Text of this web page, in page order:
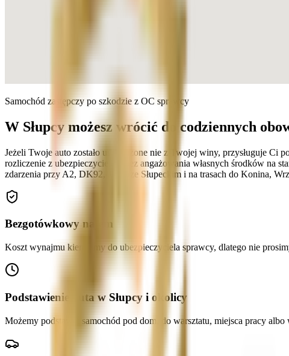
Samochód zastępczy po szkodzie z OC sprawcy
W Słupcy możesz wrócić do codziennych
Jeżeli Twoje auto zostało uszkodzone nie z Twojej winy, przysługuje Ci
rozliczenie z ubezpieczycielem bez angażowania własnych środków na
zdarzenia przy A2, DK92, Jeziorze Słupeckim i na trasach do Konina,
Bezgotówkowy najem
Koszt wynajmu kierujemy do ubezpieczyciela sprawcy, dlatego nie
Podstawienie auta w Słupcy i okolicy
Możemy podstawić samochód pod dom, do warsztatu, miejsca pracy